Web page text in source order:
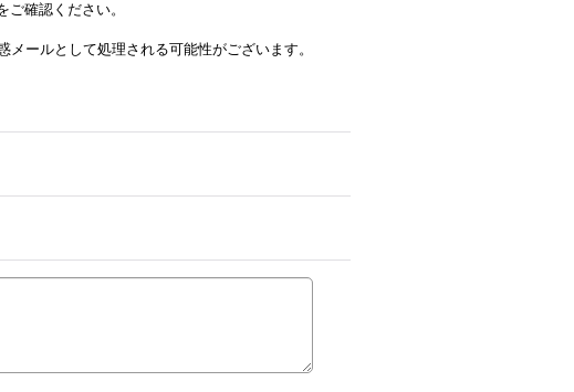
ご確認ください。
ールとして処理される可能性がございます。